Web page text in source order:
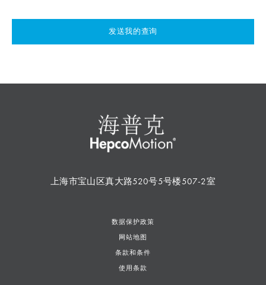
发送我的查询
上海市宝山区真大路520号5号楼507-2室
数据保护政策
网站地图
条款和条件
使用条款